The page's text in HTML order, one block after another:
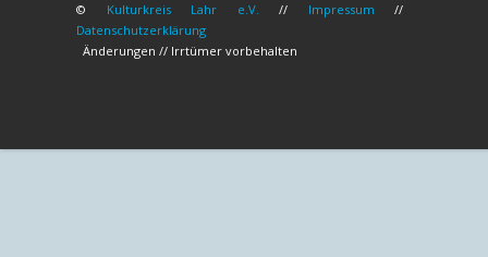
14
© Kulturkreis Lahr e.V. // Impressum //
Datenschutzerklärung
Änderungen // Irrtümer vorbehalten